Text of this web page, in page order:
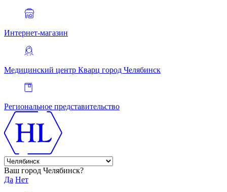
Интернет-магазин
Медицинский центр Кварц город Челябинск
Региональное представительство
Ваш город Челябинск?
Да Нет